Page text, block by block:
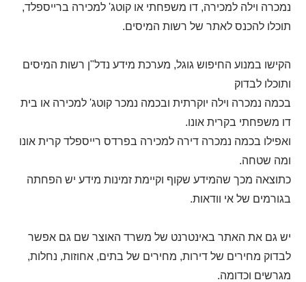
נמכרה וילה למכירה, דו משפחתי או קוטג' למכירה ברייספלד,
תוכלו להכנס לאתר של רשות המיסים.
הקישו במנוע החיפוש גוגל, מערכת מידע נדל"ן רשות המיסים
ותוכלו לבדוק
בכמה נמכרה וילה יוקרתית ובכמה נמכר קוטג' למכירה או בית
דו משפחתי בקרית אונו.
ואפילו בכמה נמכרה דירה למכירה בפרדס רייספלד קרית אונו
ומה שטחה.
כתוצאה מכך שהמידע שקוף וקיימת זמינות מידע יש הפחתה
בגורמים של אי וודאות.
יש גם את האתר באינטרנט של משרד האוצר שם גם אפשר
לבדוק מחירים של דירות, מחירים של בתים, אחוזות, נחלות,
מגרשים וכדומה.